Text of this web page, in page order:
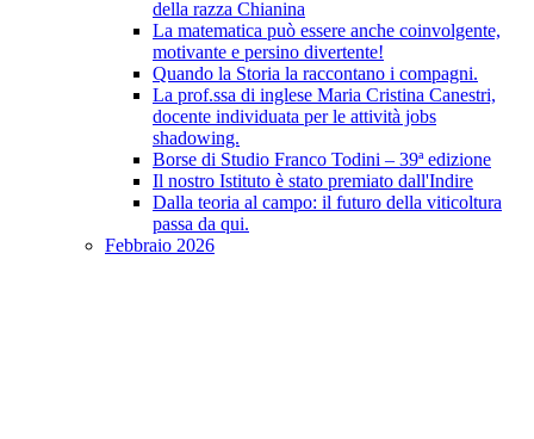
della razza Chianina
La matematica può essere anche coinvolgente,
motivante e persino divertente!
Quando la Storia la raccontano i compagni.
La prof.ssa di inglese Maria Cristina Canestri,
docente individuata per le attività jobs
shadowing.
Borse di Studio Franco Todini – 39ª edizione
Il nostro Istituto è stato premiato dall'Indire
Dalla teoria al campo: il futuro della viticoltura
passa da qui.
Febbraio 2026